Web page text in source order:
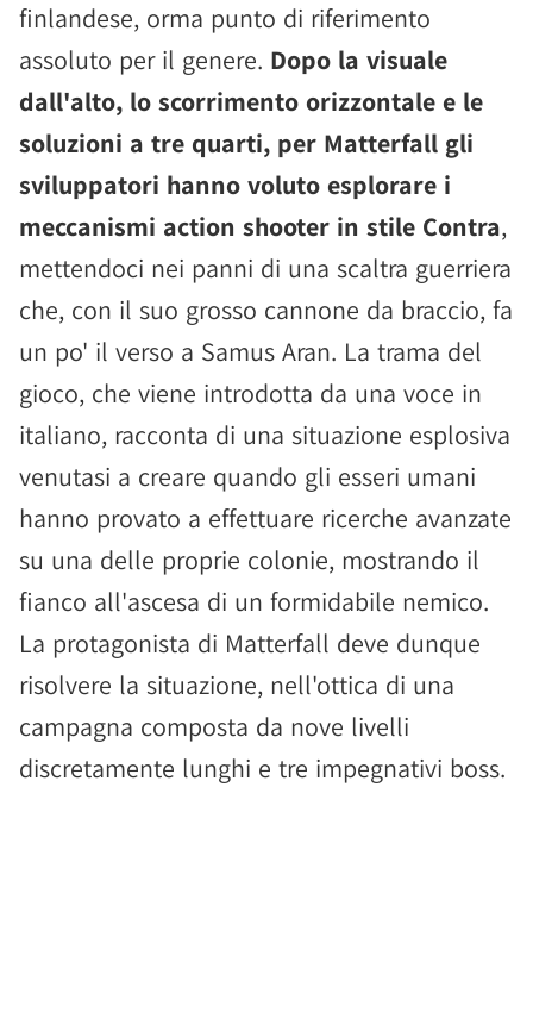
finlandese, orma punto di riferimento
assoluto per il genere. Dopo la visuale
dall'alto, lo scorrimento orizzontale e le
soluzioni a tre quarti, per Matterfall gli
sviluppatori hanno voluto esplorare i
meccanismi action shooter in stile Contra,
mettendoci nei panni di una scaltra guerriera
che, con il suo grosso cannone da braccio, fa
un po' il verso a Samus Aran. La trama del
gioco, che viene introdotta da una voce in
italiano, racconta di una situazione esplosiva
venutasi a creare quando gli esseri umani
hanno provato a effettuare ricerche avanzate
su una delle proprie colonie, mostrando il
fianco all'ascesa di un formidabile nemico.
La protagonista di Matterfall deve dunque
risolvere la situazione, nell'ottica di una
campagna composta da nove livelli
discretamente lunghi e tre impegnativi boss.